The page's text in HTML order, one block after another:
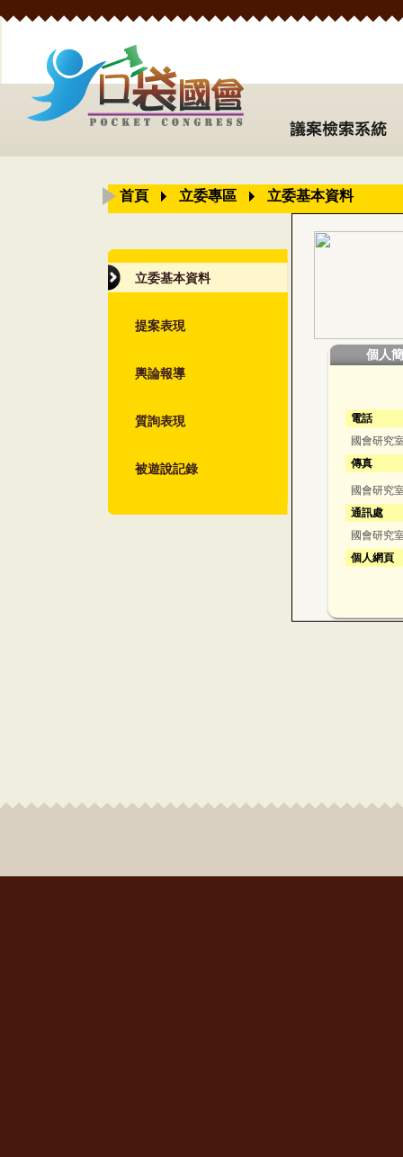
首頁 立委專區 立委基本資料
立委基本資料
提案表現
輿論報導
質詢表現
被遊說記錄
個人
電話
國會研究
傳真
國會研究
通訊處
國會研究
個人網頁